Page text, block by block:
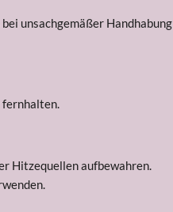
unsachgemäßer Handhabung
fernhalten.
Hitzequellen aufbewahren.